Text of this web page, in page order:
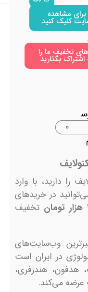
برای مشاهده
کلیک کنید
تخفیف ما را
اشتراک بگذارید
۰
را دارید، با وارد
در خریدهای
تخفیف
وب‌سایت‌های
در ایران است
هدفون، هندزفری،
عرضه می‌کند.